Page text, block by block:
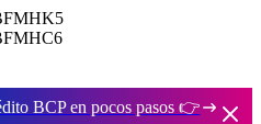
BCP en pocos pasos 👉